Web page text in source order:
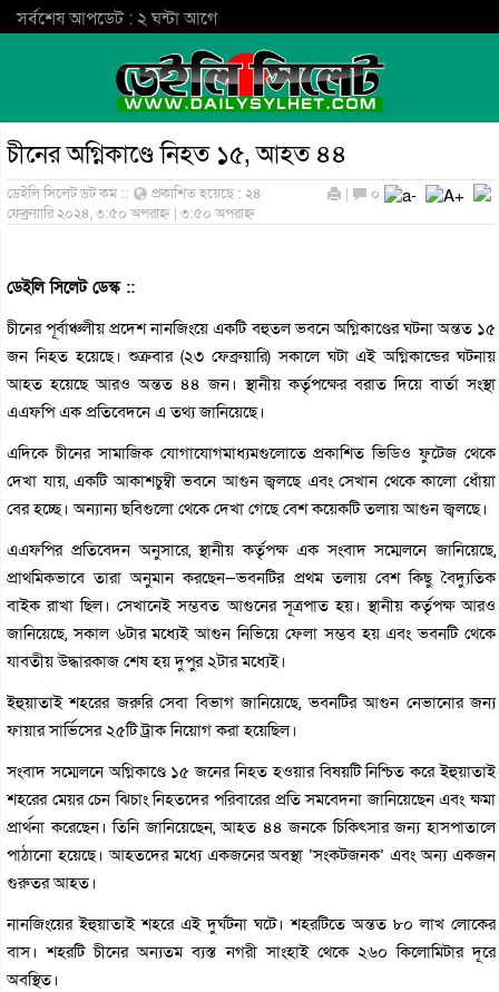
সর্বশেষ আপডেট : ২ ঘন্টা আগে
চীনের অগ্নিকাণ্ডে নিহত ১৫, আহত ৪৪
ডেইলি সিলেট ডট কম ::
প্রকাশিত হয়েছে : ২৪
ফেব্রুয়ারি ২০২৪, ৩:৫০ অপরাহ্ন | ৩:৫০ অপরাহ্ন
| ০
ডেইলি সিলেট ডেস্ক ::
চীনের পূর্বাঞ্চলীয় প্রদেশ নানজিংয়ে একটি বহুতল ভবনে অগ্নিকাণ্ডের ঘটনা অন্তত ১৫
জন নিহত হয়েছে। শুক্রবার (২৩ ফেব্রুয়ারি) সকালে ঘটা এই অগ্নিকান্ডের ঘটনায়
আহত হয়েছে আরও অন্তত ৪৪ জন। স্থানীয় কর্তৃপক্ষের বরাত দিয়ে বার্তা সংস্থা
এএফপি এক প্রতিবেদনে এ তথ্য জানিয়েছে।
এদিকে চীনের সামাজিক যোগাযোগমাধ্যমগুলোতে প্রকাশিত ভিডিও ফুটেজ থেকে
দেখা যায়, একটি আকাশচুম্বী ভবনে আগুন জ্বলছে এবং সেখান থেকে কালো ধোঁয়া
বের হচ্ছে। অন্যান্য ছবিগুলো থেকে দেখা গেছে বেশ কয়েকটি তলায় আগুন জ্বলছে।
এএফপির প্রতিবেদন অনুসারে, স্থানীয় কর্তৃপক্ষ এক সংবাদ সম্মেলনে জানিয়েছে,
প্রাথমিকভাবে তারা অনুমান করছেন—ভবনটির প্রথম তলায় বেশ কিছু বৈদ্যুতিক
বাইক রাখা ছিল। সেখানেই সম্ভবত আগুনের সূত্রপাত হয়। স্থানীয় কর্তৃপক্ষ আরও
জানিয়েছে, সকাল ৬টার মধ্যেই আগুন নিভিয়ে ফেলা সম্ভব হয় এবং ভবনটি থেকে
যাবতীয় উদ্ধারকাজ শেষ হয় দুপুর ২টার মধ্যেই।
ইহুয়াতাই শহরের জরুরি সেবা বিভাগ জানিয়েছে, ভবনটির আগুন নেভানোর জন্য
ফায়ার সার্ভিসের ২৫টি ট্রাক নিয়োগ করা হয়েছিল।
সংবাদ সম্মেলনে অগ্নিকাণ্ডে ১৫ জনের নিহত হওয়ার বিষয়টি নিশ্চিত করে ইহুয়াতাই
শহরের মেয়র চেন ঝিচাং নিহতদের পরিবারের প্রতি সমবেদনা জানিয়েছেন এবং ক্ষমা
প্রার্থনা করেছেন। তিনি জানিয়েছেন, আহত ৪৪ জনকে চিকিৎসার জন্য হাসপাতালে
পাঠানো হয়েছে। আহতদের মধ্যে একজনের অবস্থা ‘সংকটজনক’ এবং অন্য একজন
গুরুতর আহত।
নানজিংয়ের ইহুয়াতাই শহরে এই দুর্ঘটনা ঘটে। শহরটিতে অন্তত ৮০ লাখ লোকের
বাস। শহরটি চীনের অন্যতম ব্যস্ত নগরী সাংহাই থেকে ২৬০ কিলোমিটার দূরে
অবস্থিত।